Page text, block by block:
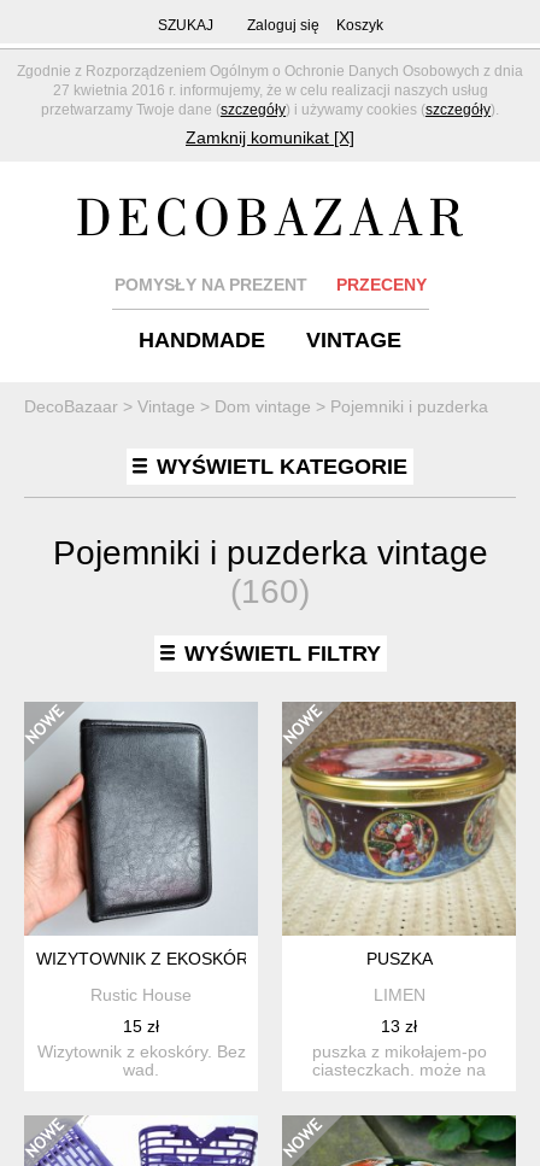
Zgodnie z Rozporządzeniem Ogólnym o Ochronie Danych Osobowych z dnia
27 kwietnia 2016 r. informujemy, że w celu realizacji naszych usług
przetwarzamy Twoje dane (szczegóły) i używamy cookies (szczegóły).
Zamknij komunikat [X]
SZUKAJ Zaloguj się Koszyk
POMYSŁY NA PREZENT PRZECENY
HANDMADE VINTAGE
DecoBazaar > Vintage > Dom vintage > Pojemniki i puzderka
WYŚWIETL KATEGORIE
Pojemniki i puzderka vintage
(160)
WYŚWIETL FILTRY
WIZYTOWNIK Z EKOSKÓRY
Rustic House
15 zł
Wizytownik z ekoskóry. Bez
wad.
PUSZKA
LIMEN
13 zł
puszka z mikołajem-po
ciasteczkach. może na